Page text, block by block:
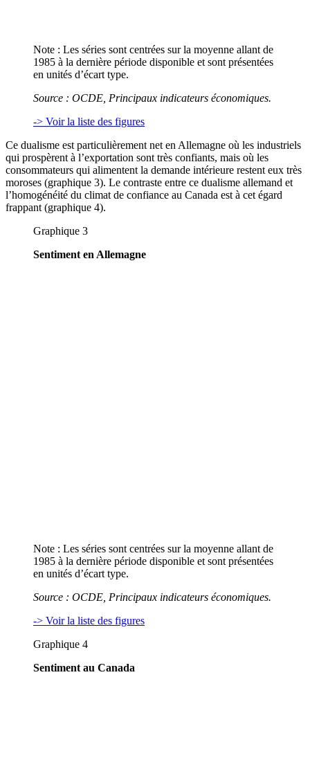
Note : Les séries sont centrées sur la moyenne allant de
1985 à la dernière période disponible et sont présentées
en unités d’écart type.
Source : OCDE, Principaux indicateurs économiques.
-> Voir la liste des figures
Ce dualisme est particulièrement net en Allemagne où les industriels
qui prospèrent à l’exportation sont très confiants, mais où les
consommateurs qui alimentent la demande intérieure restent eux très
moroses (graphique 3). Le contraste entre ce dualisme allemand et
l’homogénéité du climat de confiance au Canada est à cet égard
frappant (graphique 4).
Graphique 3
Sentiment en Allemagne
Note : Les séries sont centrées sur la moyenne allant de
1985 à la dernière période disponible et sont présentées
en unités d’écart type.
Source : OCDE, Principaux indicateurs économiques.
-> Voir la liste des figures
Graphique 4
Sentiment au Canada